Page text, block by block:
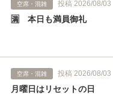
空席・混雑 投稿 2026/08/03
🈵 本日も満員御礼
空席・混雑 投稿 2026/08/03
月曜日はリセットの日